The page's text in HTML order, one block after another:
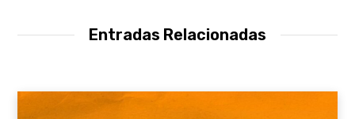
Entradas Relacionadas